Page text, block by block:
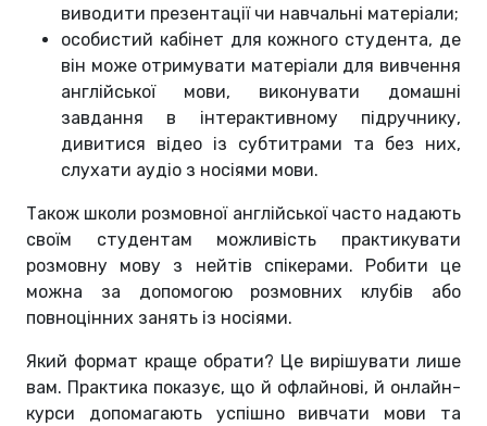
виводити презентації чи навчальні матеріали;
особистий кабінет для кожного студента, де
він може отримувати матеріали для вивчення
англійської мови, виконувати домашні
завдання в інтерактивному підручнику,
дивитися відео із субтитрами та без них,
слухати аудіо з носіями мови.
Також школи розмовної англійської часто надають
своїм студентам можливість практикувати
розмовну мову з нейтів спікерами. Робити це
можна за допомогою розмовних клубів або
повноцінних занять із носіями.
Який формат краще обрати? Це вирішувати лише
вам. Практика показує, що й офлайнові, й онлайн-
курси допомагають успішно вивчати мови та